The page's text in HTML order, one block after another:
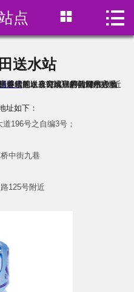
 首页
产品展示
点  
送水站
装水
址如下：
196号之自编3号；
石桥中街九巷
红路125号附近